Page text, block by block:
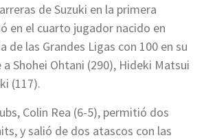
de Suzuki en la primera
en el cuarto jugador nacido en
de las Grandes Ligas con 100 en su
Shohei Ohtani (290), Hideki Matsui
(117).
Colin Rea (6-5), permitió dos
y salió de dos atascos con las